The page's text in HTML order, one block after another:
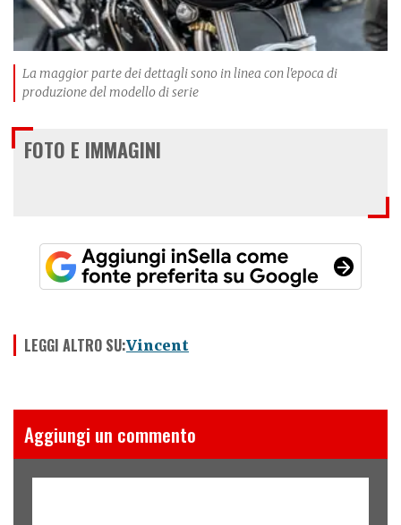
La maggior parte dei dettagli sono in linea con l'epoca di
produzione del modello di serie
FOTO E IMMAGINI
LEGGI ALTRO SU:Vincent
Aggiungi un commento